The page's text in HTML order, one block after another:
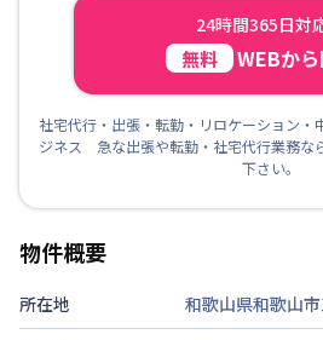
24時間365日対
無料 WEBか
社宅代行・出張・転勤・リロケーション・
ジネス 急な出張や転勤・社宅代行業務な
下さい。
物件概要
所在地 和歌山県和歌山